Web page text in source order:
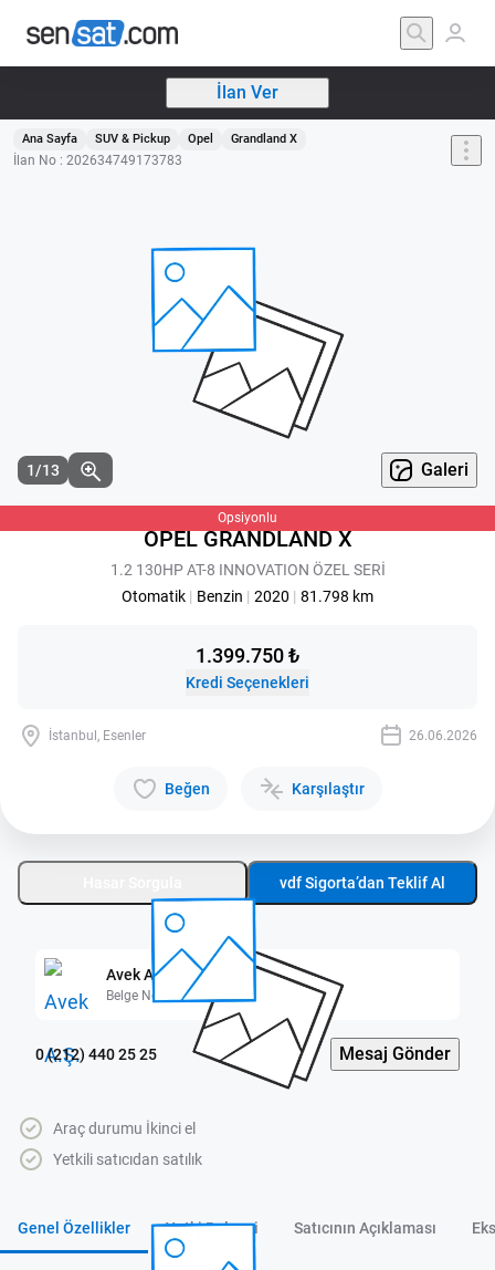
İlan Ver
Ana Sayfa SUV & Pickup Opel Grandland X
İlan No : 202634749173783
1/13 Galeri
OPEL GRANDLAND X
1.2 130HP AT-8 INNOVATION ÖZEL SERİ
Otomatik | Benzin | 2020 | 81.798 km
1.399.750 ₺
Kredi Seçenekleri
İstanbul, Esenler 26.06.2026
Beğen Karşılaştır
Opsiyonlu
vdf Sigorta’dan Teklif Al
Avek A.Ş.
Belge No: 3400280
0 (212) 440 25 25 Mesaj Gönder
Araç durumu İkinci el
Yetkili satıcıdan satılık
Genel Özellikler Yetki Belgesi Satıcının Açıklaması